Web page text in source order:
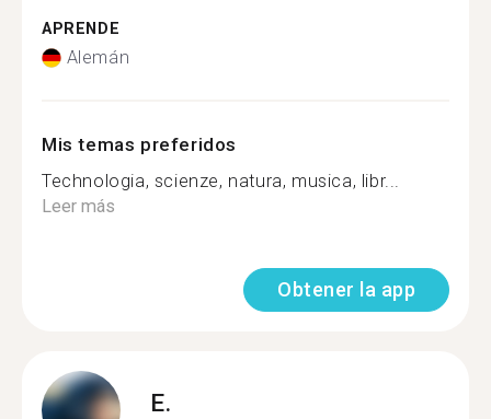
APRENDE
Alemán
Mis temas preferidos
Technologia, scienze, natura, musica, libr...
Leer más
Obtener la app
E.